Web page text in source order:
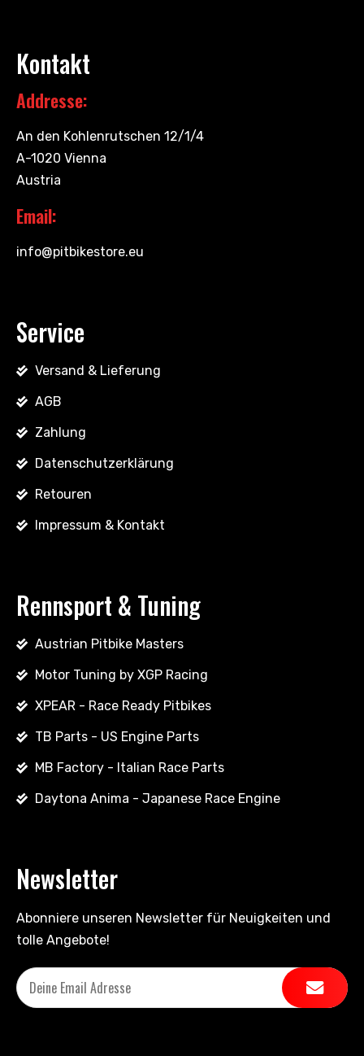
Kontakt
Addresse:
An den Kohlenrutschen 12/1/4
A-1020 Vienna
Austria
Email:
info@pitbikestore.eu
Service
Versand & Lieferung
AGB
Zahlung
Datenschutzerklärung
Retouren
Impressum & Kontakt
Rennsport & Tuning
Austrian Pitbike Masters
Motor Tuning by XGP Racing
XPEAR - Race Ready Pitbikes
TB Parts - US Engine Parts
MB Factory - Italian Race Parts
Daytona Anima - Japanese Race Engine
Newsletter
Abonniere unseren Newsletter für Neuigkeiten und
tolle Angebote!